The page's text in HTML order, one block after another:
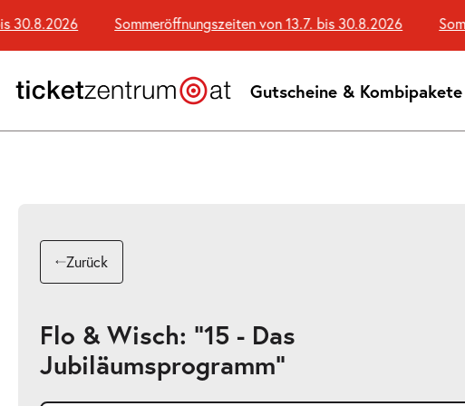
Seiteninhalt
Sommeröffnungszeiten von 13.7. bis 30.8.2026
Gutscheine & Kombipakete
Zurück
Flo & Wisch: "15 - Das
Jubiläumsprogramm"